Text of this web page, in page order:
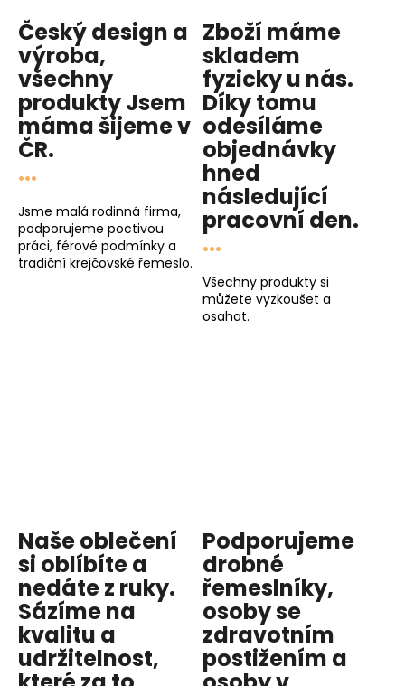
Český design a
výroba,
všechny
produktyJsem
mámašijeme v
ČR.
...
Jsme malá rodinná firma,
podporujeme poctivou
práci, férové podmínky a
tradiční krejčovské řemeslo.
Zboží máme
skladem
fyzicky u nás.
Díky tomu
odesíláme
objednávky
hned
následující
pracovní den.
...
Všechny produkty si
můžete vyzkoušet a
osahat.
Naše oblečení
si oblíbíte a
nedáte z ruky.
Sázíme na
kvalitu a
udržitelnost,
Podporujeme
drobné
řemeslníky,
osoby se
zdravotním
postižením a